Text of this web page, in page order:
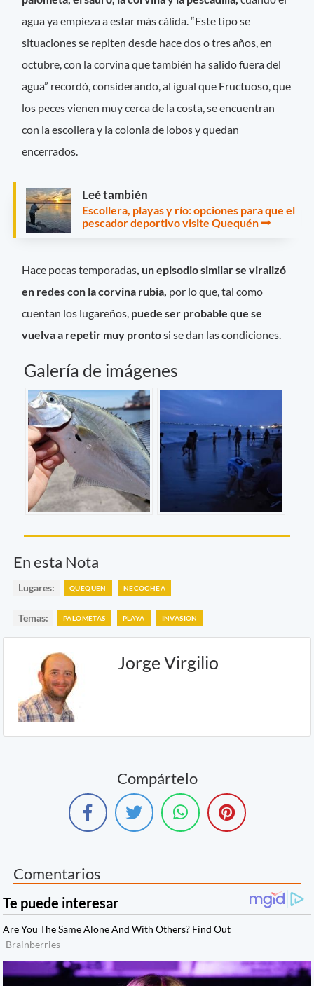
agua ya empieza a estar más cálida. “Este tipo se
situaciones se repiten desde hace dos o tres años, en
octubre, con la corvina que también ha salido fuera del
agua” recordó, considerando, al igual que Fructuoso, que
los peces vienen muy cerca de la costa, se encuentran
con la escollera y la colonia de lobos y quedan
encerrados.
Leé también
Escollera, playas y río: opciones para que el
pescador deportivo visite Quequén
Hace pocas temporadas, un episodio similar se viralizó
en redes con la corvina rubia, por lo que, tal como
cuentan los lugareños, puede ser probable que se
vuelva a repetir muy prontosi se dan las condiciones.
Galería de imágenes
En esta Nota
Lugares: QUEQUEN NECOCHEA
Temas: PALOMETAS PLAYA INVASION
Jorge Virgilio
Compártelo
Comentarios